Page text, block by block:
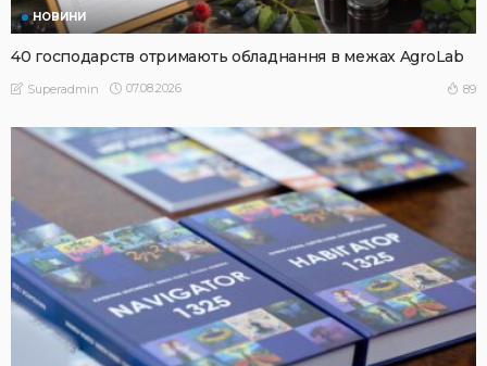
НОВИНИ
40 господарств отримають обладнання в межах AgroLab
Superadmin 07.08.2026 89